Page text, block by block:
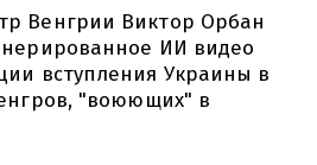
Венгрии Виктор Орбан
ИИ видео
вступления Украины в
"воюющих" в